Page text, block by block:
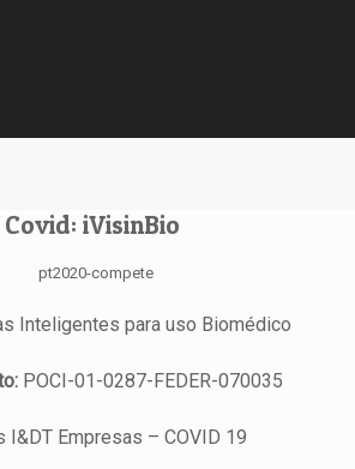
Covid: iVisinBio
Inteligentes para uso Biomédico
POCI-01-0287-FEDER-070035
I&DT Empresas – COVID 19